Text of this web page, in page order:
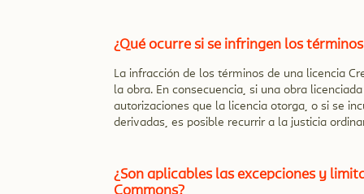
¿Qué ocurre si se infringen los
La infracción de los términos de una licencia
la obra. En consecuencia, si una obra
autorizaciones que la licencia otorga, o si se
derivadas, es posible recurrir a la justicia
¿Son aplicables las excepciones y
Commons?